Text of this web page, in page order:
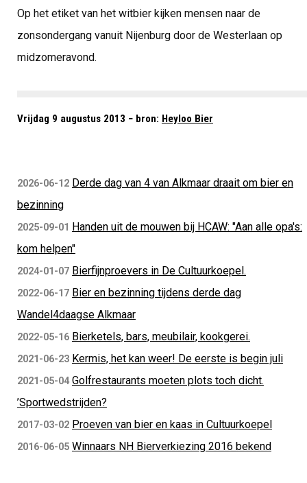
Op het etiket van het witbier kijken mensen naar de
zonsondergang vanuit Nijenburg door de Westerlaan op
midzomeravond.
Vrijdag 9 augustus 2013 − bron: Heyloo Bier
2026-06-12 Derde dag van 4 van Alkmaar draait om bier en
bezinning
2025-09-01 Handen uit de mouwen bij HCAW: "Aan alle opa's:
kom helpen"
2024-01-07 Bierfijnproevers in De Cultuurkoepel.
2022-06-17 Bier en bezinning tijdens derde dag
Wandel4daagse Alkmaar
2022-05-16 Bierketels, bars, meubilair, kookgerei.
2021-06-23 Kermis, het kan weer! De eerste is begin juli
2021-05-04 Golfrestaurants moeten plots toch dicht.
’Sportwedstrijden?
2017-03-02 Proeven van bier en kaas in Cultuurkoepel
2016-06-05 Winnaars NH Bierverkiezing 2016 bekend